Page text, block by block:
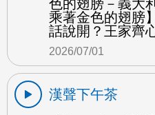
色的翅膀－義大
乘著金色的翅膀
話說開？王家齊
2026/07/01
漢聲下午茶